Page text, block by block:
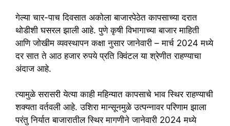
गेल्या चार-पाच दिवसात अकोला बाजारपेठेत कापसाच्या दरात
थोडीशी घसरल झाली आहे. पुणे कृषी विभागाच्या बाजार माहिती
आणि जोखीम व्यवस्थापन कक्षा नुसार जानेवारी – मार्च 2024 मध्ये
दर सात ते आठ हजार रुपये प्रति क्विंटल या श्रेणीत राहण्याचा
अंदाज आहे.
त्यामुळे सरासरी येत्या काही महिन्यात कापसाचे भाव स्थिर राहण्याची
शक्यता वर्तवली आहे. उशिरा मान्सूनमुळे उत्पन्नावर परिणाम झाला
परंतु निर्यात बाजारातील स्थिर मागणीने जानेवारी 2024 मध्ये